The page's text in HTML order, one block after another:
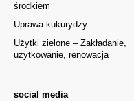
środkiem
Uprawa kukurydzy
Użytki zielone – Zakładanie,
użytkowanie, renowacja
social media